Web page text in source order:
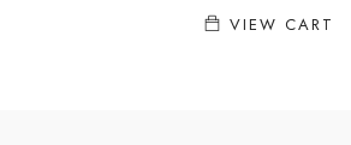
VIEW CART